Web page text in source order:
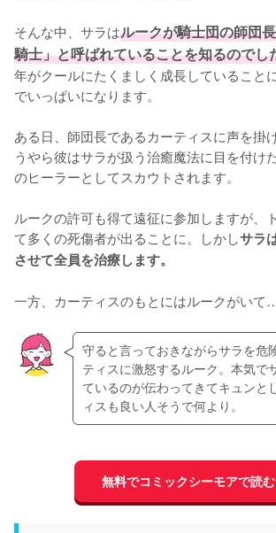
そんな中、サラはルークが騎士団の師団
騎士」と呼ばれていることを知るのでし
年がクールにたくましく成長していること
でいっぱいになります。
ある日、師団長であるカーティスに声を掛
うやら彼はサラが扱う治癒魔法に目を付け
のヒーラーとしてスカウトされます。
ルークの許可も得て遠征に参加しますが、
て多くの死傷者が出ることに。しかしサラ
させて全員を治療します。
一方、カーティスのもとにはルークがいて
守ると言っておきながらサラを危
ティスに激怒するルーク。本気で
ているのが伝わってきてキュンと
ィスも良い人そうで何より。
無料でコミックシーモアで読む